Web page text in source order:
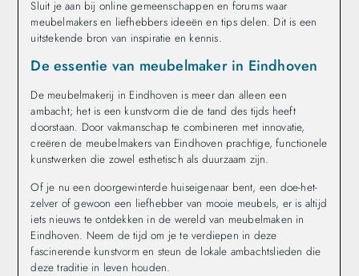
Sluit je aan bij online gemeenschappen en forums waar
meubelmakers en liefhebbers ideeën en tips delen. Dit is een
uitstekende bron van inspiratie en kennis.
De essentie van meubelmaker in Eindhoven
De meubelmakerij in Eindhoven is meer dan alleen een
ambacht; het is een kunstvorm die de tand des tijds heeft
doorstaan. Door vakmanschap te combineren met innovatie,
creëren de meubelmakers van Eindhoven prachtige, functionele
kunstwerken die zowel esthetisch als duurzaam zijn.
Of je nu een doorgewinterde huiseigenaar bent, een doe-het-
zelver of gewoon een liefhebber van mooie meubels, er is altijd
iets nieuws te ontdekken in de wereld van meubelmaken in
Eindhoven. Neem de tijd om je te verdiepen in deze
fascinerende kunstvorm en steun de lokale ambachtslieden die
deze traditie in leven houden.